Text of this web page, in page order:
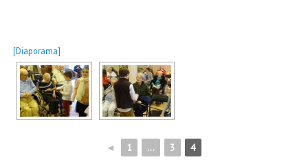
[Diaporama]
◄ 1 ... 3 4